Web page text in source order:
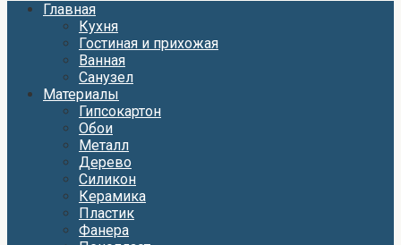
Главная
Кухня
Гостиная и прихожая
Ванная
Санузел
Материалы
Гипсокартон
Обои
Металл
Дерево
Силикон
Керамика
Пластик
Фанера